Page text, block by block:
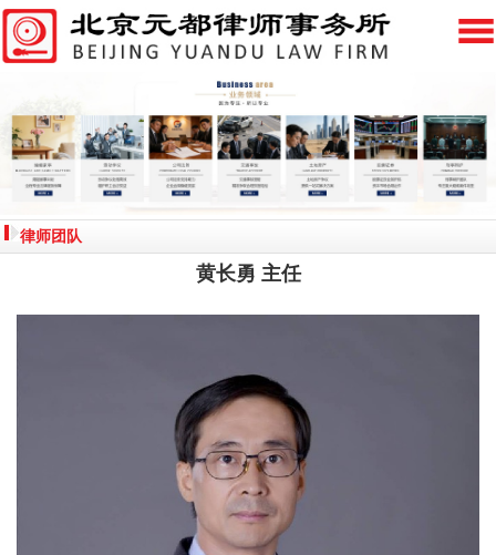
律师团队
黄长勇 主任